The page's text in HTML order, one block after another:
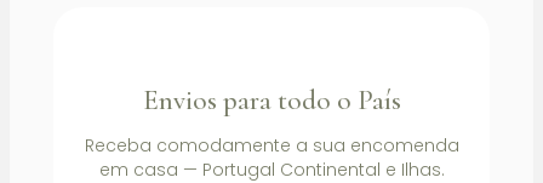
Envios para todo o País
Receba comodamente a sua encomenda
em casa — Portugal Continental e Ilhas.